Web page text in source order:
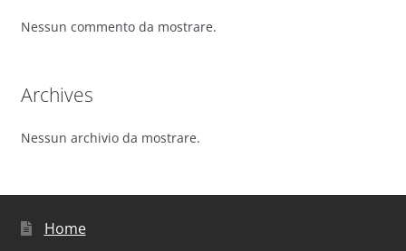
Nessun commento da mostrare.
Archives
Nessun archivio da mostrare.
Home